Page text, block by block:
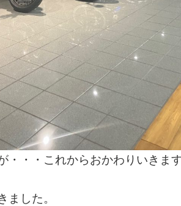
・・・これからおかわりいきます
ました。